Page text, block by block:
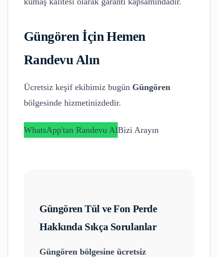
Güngörenİçin Hemen
Randevu Alın
Ücretsiz keşif ekibimiz bugün Güngören
bölgesinde hizmetinizdedir.
WhatsApp'tan Randevu AlBizi Arayın
GüngörenTül ve Fon Perde
Hakkında Sıkça Sorulanlar
Güngören bölgesine ücretsiz